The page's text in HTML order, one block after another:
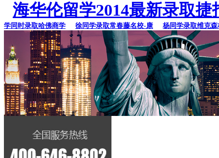
海华伦留学2014最新录取捷
时录取哈佛商学 徐同学录取常春藤名校-康 杨同学录取维克森林